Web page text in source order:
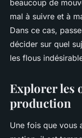
beaucoup de
mal à suivre et à
Dans ce cas,
décider sur quel
les flous
Explorer les
production
Une fois que vous